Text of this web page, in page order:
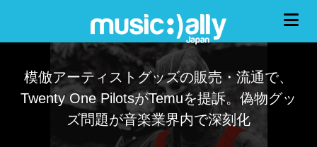
模倣アーティストグッズの販売・流通で、
Twenty One PilotsがTemuを提訴。偽物グッ
ズ問題が音楽業界内で深刻化